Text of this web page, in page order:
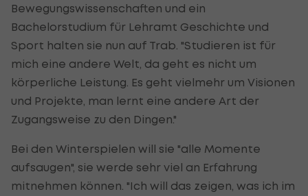
Bewegungswissenschaften und ein
Bachelorstudium für Lehramt Geschichte und
Sport halten sie nun auf Trab. "Studieren ist für
mich eine andere Welt, da geht es nicht um
körperliche Leistung. Es geht vielmehr um Visionen
und Projekte, man lernt eine andere Art der
Zugangsweise zu den Dingen."
Bei den Winterspielen will sie "alle Momente
aufsaugen", sie werde sehr viel an Erfahrung
mitnehmen können. "Ich will das zeigen, was ich im